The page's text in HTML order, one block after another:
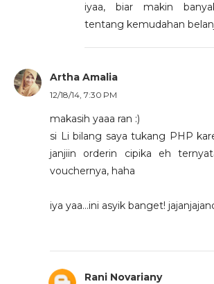
iyaa, biar makin
tentang kemudahan
Artha Amalia
12/18/14, 7:30 PM
makasih yaaa ran :)
si Li bilang saya tukang PHP
janjiin orderin cipika eh
vouchernya, haha
iya yaa...ini asyik banget!
Rani Novariany